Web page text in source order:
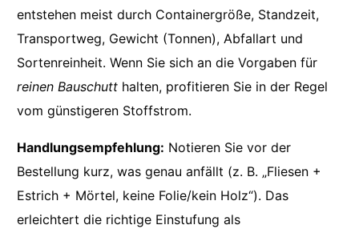
entstehen meist durch Containergröße, Standzeit,
Transportweg, Gewicht (Tonnen), Abfallart und
Sortenreinheit. Wenn Sie sich an die Vorgaben für
reinen Bauschutt halten, profitieren Sie in der Regel
vom günstigeren Stoffstrom.
Handlungsempfehlung: Notieren Sie vor der
Bestellung kurz, was genau anfällt (z. B. „Fliesen +
Estrich + Mörtel, keine Folie/kein Holz“). Das
erleichtert die richtige Einstufung als